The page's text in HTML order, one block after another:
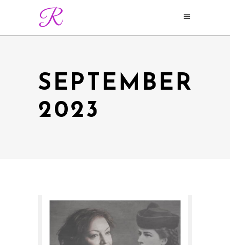
SEPTEMBER
2023